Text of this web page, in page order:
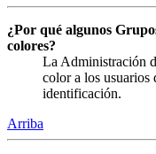
¿Por qué algunos
colores?
La Administración
color a los usuarios
identificación.
Arriba